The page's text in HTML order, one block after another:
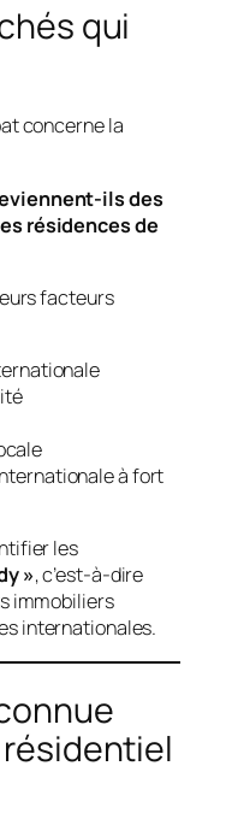
qui
concerne la
ils des
résidences de
facteurs
à fort
les
», c’est-à-dire
immobiliers
internationales.
résidentiel